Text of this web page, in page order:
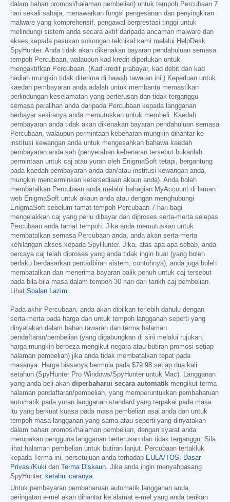
dalam bahan promosi/halaman pembelian) untuk tempoh Percubaan 7
hari sekali sahaja, menawarkan fungsi pengesanan dan penyingkiran
malware yang komprehensif, pengawal berprestasi tinggi untuk
melindungi sistem anda secara aktif daripada ancaman malware dan
akses kepada pasukan sokongan teknikal kami melalui HelpDesk
SpyHunter. Anda tidak akan dikenakan bayaran pendahuluan semasa
tempoh Percubaan, walaupun kad kredit diperlukan untuk
mengaktifkan Percubaan. (Kad kredit prabayar, kad debit dan kad
hadiah mungkin tidak diterima di bawah tawaran ini.) Keperluan untuk
kaedah pembayaran anda adalah untuk membantu memastikan
perlindungan keselamatan yang berterusan dan tidak terganggu
semasa peralihan anda daripada Percubaan kepada langganan
berbayar sekiranya anda memutuskan untuk membeli. Kaedah
pembayaran anda tidak akan dikenakan bayaran pendahuluan semasa
Percubaan, walaupun permintaan kebenaran mungkin dihantar ke
institusi kewangan anda untuk mengesahkan bahawa kaedah
pembayaran anda sah (penyerahan kebenaran tersebut bukanlah
permintaan untuk caj atau yuran oleh EnigmaSoft tetapi, bergantung
pada kaedah pembayaran anda dan/atau institusi kewangan anda,
mungkin mencerminkan ketersediaan akaun anda). Anda boleh
membatalkan Percubaan anda melalui bahagian MyAccount di laman
web EnigmaSoft untuk akaun anda atau dengan menghubungi
EnigmaSoft sebelum tamat tempoh Percubaan 7 hari bagi
mengelakkan caj yang perlu dibayar dan diproses serta-merta selepas
Percubaan anda tamat tempoh. Jika anda memutuskan untuk
membatalkan semasa Percubaan anda, anda akan serta-merta
kehilangan akses kepada SpyHunter. Jika, atas apa-apa sebab, anda
percaya caj telah diproses yang anda tidak ingin buat (yang boleh
berlaku berdasarkan pentadbiran sistem, contohnya), anda juga boleh
membatalkan dan menerima bayaran balik penuh untuk caj tersebut
pada bila-bila masa dalam tempoh 30 hari dari tarikh caj pembelian.
Lihat Soalan Lazim.
Pada akhir Percubaan, anda akan dibilkan terlebih dahulu dengan
serta-merta pada harga dan untuk tempoh langganan seperti yang
dinyatakan dalam bahan tawaran dan terma halaman
pendaftaran/pembelian (yang digabungkan di sini melalui rujukan;
harga mungkin berbeza mengikut negara atau butiran promosi setiap
halaman pembelian) jika anda tidak membatalkan tepat pada
masanya. Harga biasanya bermula pada $79.98 setiap dua kali
setahun (SpyHunter Pro Windows/SpyHunter untuk Mac). Langganan
yang anda beli akan diperbaharui secara automatik mengikut terma
halaman pendaftaran/pembelian, yang memperuntukkan pembaharuan
automatik pada yuran langganan standard yang terpakai pada masa
itu yang berkuat kuasa pada masa pembelian asal anda dan untuk
tempoh masa langganan yang sama atau seperti yang dinyatakan
dalam bahan promosi/halaman pembelian, dengan syarat anda
merupakan pengguna langganan berterusan dan tidak terganggu. Sila
lihat halaman pembelian untuk butiran lanjut. Percubaan tertakluk
kepada Terma ini, persetujuan anda terhadap EULA/TOS, Dasar
Privasi/Kuki dan Terma Diskaun. Jika anda ingin menyahpasang
SpyHunter, ketahui caranya.
Untuk pembayaran pembaharuan automatik langganan anda,
peringatan e-mel akan dihantar ke alamat e-mel yang anda berikan